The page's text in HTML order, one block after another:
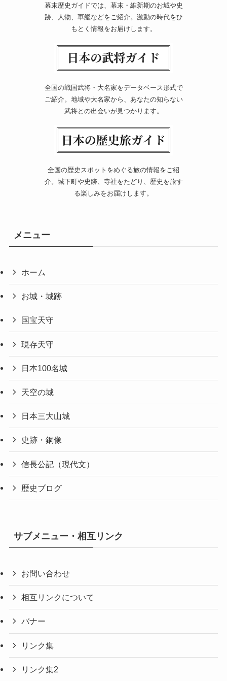
幕末歴史ガイドでは、幕末・維新期のお城や史
跡、人物、軍艦などをご紹介。激動の時代をひ
もとく情報をお届けします。
全国の戦国武将・大名家をデータベース形式で
ご紹介。地域や大名家から、あなたの知らない
武将との出会いが見つかります。
全国の歴史スポットをめぐる旅の情報をご紹
介。城下町や史跡、寺社をたどり、歴史を旅す
る楽しみをお届けします。
メニュー
ホーム
お城・城跡
国宝天守
現存天守
日本100名城
天空の城
日本三大山城
史跡・銅像
信長公記（現代文）
歴史ブログ
サブメニュー・相互リンク
お問い合わせ
相互リンクについて
バナー
リンク集
リンク集2